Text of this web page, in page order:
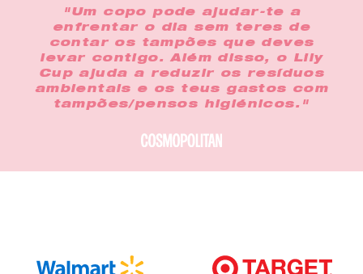
"Um copo pode ajudar-te a
enfrentar o dia sem teres de
contar os tampões que deves
levar contigo. Além disso, o Lily
Cup ajuda a reduzir os resíduos
ambientais e os teus gastos com
tampões/pensos higiénicos."